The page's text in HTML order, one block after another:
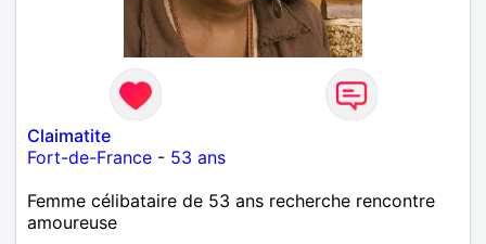
Claimatite
Fort-de-France - 53 ans
Femme célibataire de 53 ans recherche rencontre
amoureuse